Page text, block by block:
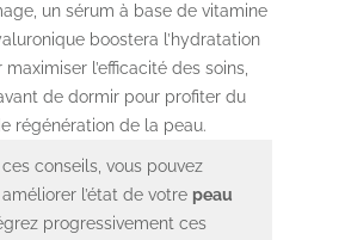
un sérum à base de vitamine
boostera l’hydratation
l’efficacité des soins,
de dormir pour profiter du
régénération de la peau.
conseils, vous pouvez
l’état de votre peau
progressivement ces